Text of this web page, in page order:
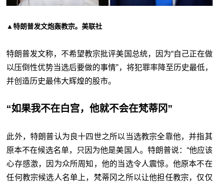
▲特朗普发文炮轰教宗。美联社
特朗普发文称，不希望教宗批评美国总统，因为“自己正在做
以压倒性优势当选后要做的事情”，将犯罪率降至历史最低，
并创造历史最伟大辉煌的股市。
“如果我不在白宫，他就不会在梵蒂冈”
此外，特朗普认为良十四世之所以当选教宗全靠他，并指其
原本不在候选名单，只因为他是美国人。特朗普说：“他应该
心存感激，因为众所周知，他的当选令人震惊。他原本不在
任何教宗候选人名单上，梵蒂冈之所以让他担任教宗，仅仅